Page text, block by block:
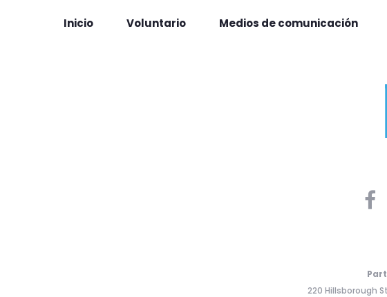
Inicio Voluntario Medios de comunicación
220 Hillsborough